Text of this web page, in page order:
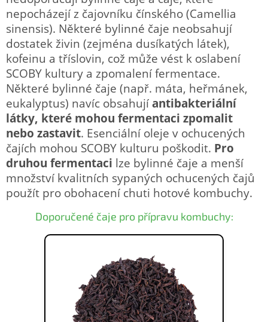
nepocházejí z čajovníku čínského (Camellia
sinensis). Některé bylinné čaje neobsahují
dostatek živin (zejména dusíkatých látek),
kofeinu a tříslovin, což může vést k oslabení
SCOBY kultury a zpomalení fermentace.
Některé bylinné čaje (např. máta, heřmánek,
eukalyptus) navíc obsahují antibakteriální
látky, které mohou fermentaci zpomalit
nebo zastavit. Esenciální oleje v ochucených
čajích mohou SCOBY kulturu poškodit. Pro
druhou fermentaci lze bylinné čaje a menší
množství kvalitních sypaných ochucených čajů
použít pro obohacení chuti hotové kombuchy.
Doporučené čaje pro přípravu kombuchy: